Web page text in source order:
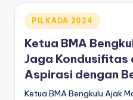
Posted
in
PILKADA 2024
Ketua BMA
Jaga Kondusifitas
Aspirasi dengan
Ketua BMA Bengkulu Ajak